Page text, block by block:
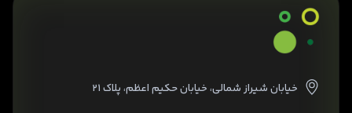
خیابان شیراز شمالی، خیابان حکیم اعظم، پلاک ۲۱